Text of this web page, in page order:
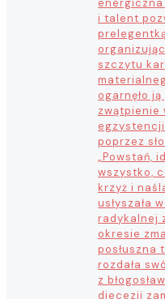
i talent
szczytu
ogarnęło ją
zwątpienie
poprzez
„Powstań,
wszystko,
krzyż i
usłyszała
radykalnej
okresie
posłuszna
rozdała
z
diecezji